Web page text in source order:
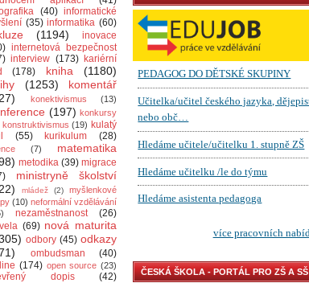
(40) informatické
(35) informatika (60)
(1194)
inovace
internetová bezpečnost
interview (173) kariérní
(178) kniha
(1180)
(1253)
komentář
konektivismus (13)
(197) konkursy
konstruktivismus (19) kulatý
(55) kurikulum (28)
(7)
matematika
metodika (39) migrace
ministryně školství
mládež (2)
myšlenkové
(10) neformální vzdělávání
nezaměstnanost
(26)
(69) nová maturita
odbory (45) odkazy
ombudsman
(40)
(174) open source (23)
dopis
(42)
ČESKÁ ŠKOLA - PORTÁL PRO ZŠ A SŠ